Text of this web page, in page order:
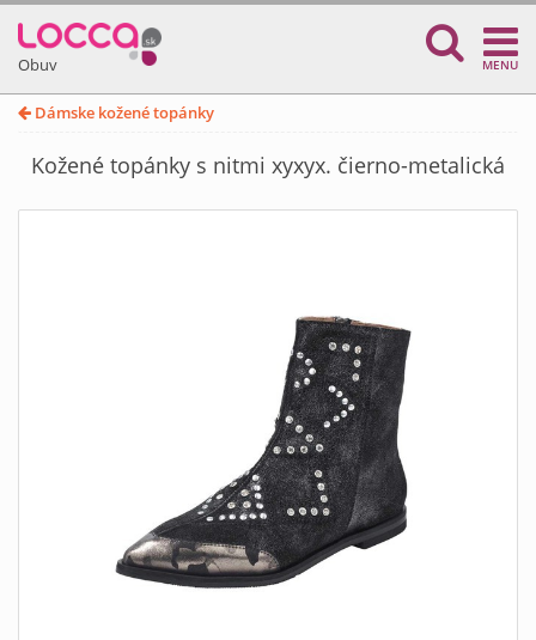
Obuv MENU
Dámske kožené topánky
Kožené topánky s nitmi xyxyx. čierno-metalická